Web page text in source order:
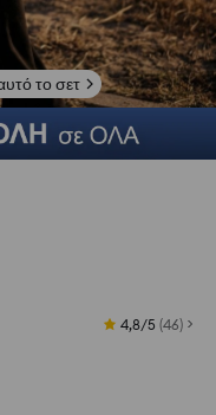
το σετ
4,8/5 (46)